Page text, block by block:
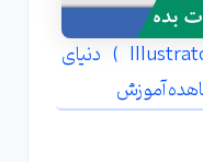
دوره آموزش ایلوستریتور ( Illustrator ) دنیای
آموزش